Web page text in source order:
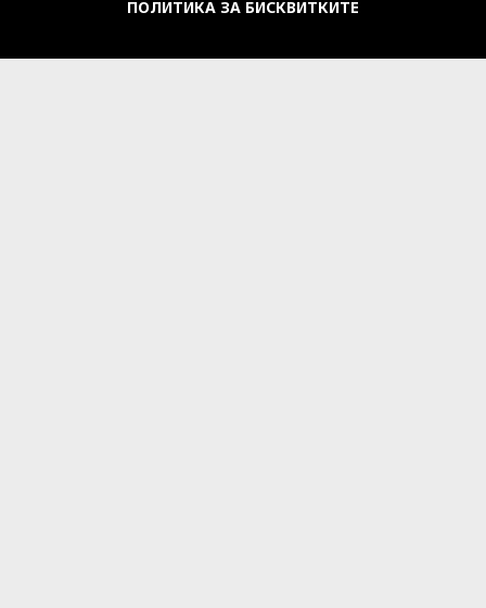
ПОЛИТИКА ЗА БИСКВИТКИТЕ